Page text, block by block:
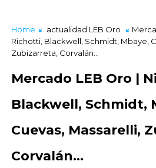
Home actualidad LEB Oro
Richotti, Blackwell, Schmidt, Mbaye,
Zubizarreta, Corvalán...
Mercado LEB Oro |
Blackwell, Schmidt,
Cuevas, Massarelli,
Corvalán...